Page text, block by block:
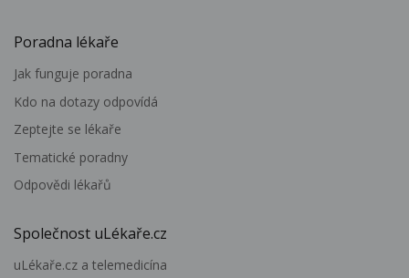
Poradna lékaře
Jak funguje poradna
Kdo na dotazy odpovídá
Zeptejte se lékaře
Tematické poradny
Odpovědi lékařů
Společnost uLékaře.cz
uLékaře.cz a telemedicína